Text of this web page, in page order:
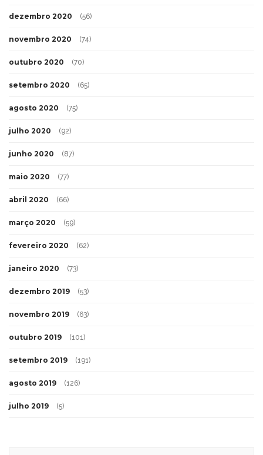
dezembro 2020 (56)
novembro 2020 (74)
outubro 2020 (70)
setembro 2020 (65)
agosto 2020 (75)
julho 2020 (92)
junho 2020 (87)
maio 2020 (77)
abril 2020 (66)
março 2020 (59)
fevereiro 2020 (62)
janeiro 2020 (73)
dezembro 2019 (53)
novembro 2019 (63)
outubro 2019 (101)
setembro 2019 (191)
agosto 2019 (126)
julho 2019 (5)